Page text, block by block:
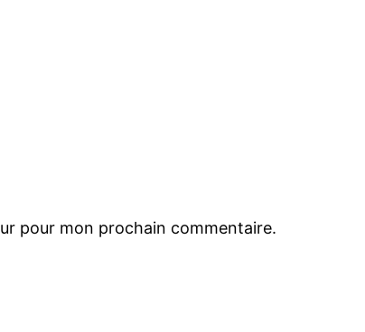
pour mon prochain commentaire.